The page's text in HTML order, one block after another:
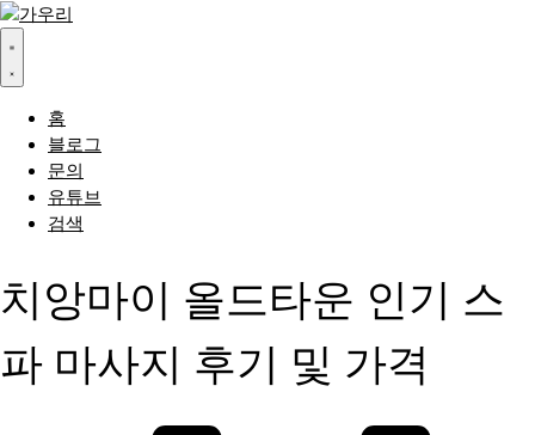
홈
블로그
문의
유튜브
검색
치앙마이 올드타운 인기 스
파 마사지 후기 및 가격